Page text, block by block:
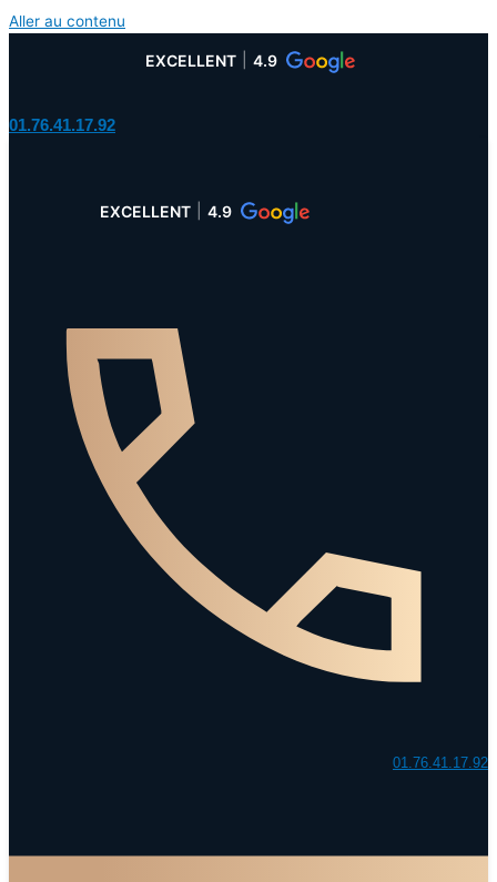
Aller au contenu
EXCELLENT 4.9
01.76.41.17.92
EXCELLENT 4.9
01.76.41.17.92